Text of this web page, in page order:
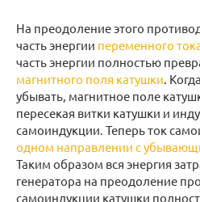
На преодоление этого
часть энергии переменного
часть энергии полностью
магнитного поля катушки .
убывать, магнитное поле
пересекая витки катушки и
самоиндукции. Теперь ток
одном направлении с
Таким образом вся энергия
генератора на преодоление
самоиндукции катушки